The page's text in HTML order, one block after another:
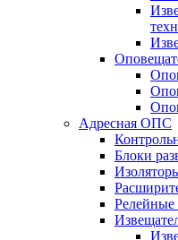
Адресная ОПС
Блоки
Релейные